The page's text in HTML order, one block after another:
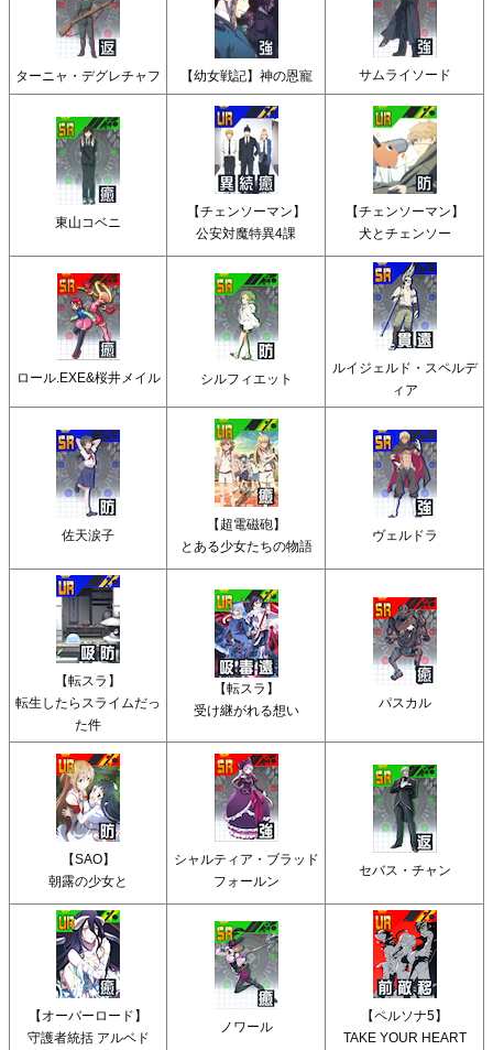
ターニャ・デグレチャフ 【幼女戦記】神の恩寵 サムライソード
東山コベニ
【チェンソーマン】
公安対魔特異4課
【チェンソーマン】
犬とチェンソー
ロール.EXE&桜井メイル シルフィエット
ルイジェルド・スペルデ
ィア
佐天涙子
【超電磁砲】
とある少女たちの物語
ヴェルドラ
【転スラ】
転生したらスライムだっ
た件
【転スラ】
受け継がれる想い
パスカル
【SAO】
朝露の少女と
シャルティア・ブラッド
フォールン
セバス・チャン
【オーバーロード】
守護者統括 アルベド
ノワール
【ペルソナ5】
TAKE YOUR HEART